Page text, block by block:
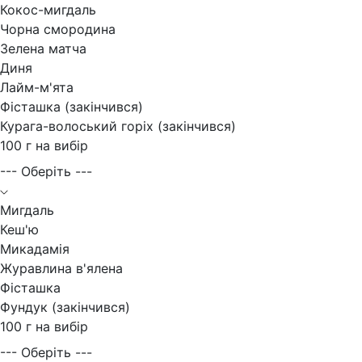
Кокос-мигдаль
Чорна смородина
Зелена матча
Диня
Лайм-м'ята
Фісташка (закінчився)
Курага-волоський горіх (закінчився)
100 г на вибір
--- Оберіть ---
Мигдаль
Кеш'ю
Микадамія
Журавлина в'ялена
Фісташка
Фундук (закінчився)
100 г на вибір
--- Оберіть ---